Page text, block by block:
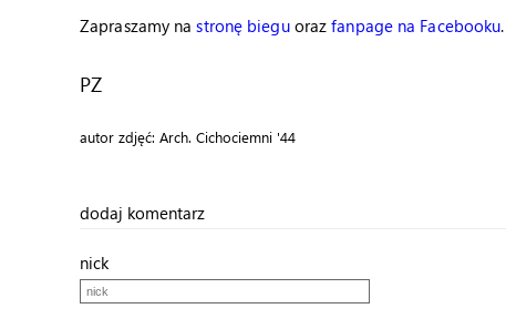
Zapraszamy nastronę bieguorazfanpage na Facebooku.
PZ
autor zdjęć: Arch. Cichociemni '44
dodaj komentarz
nick